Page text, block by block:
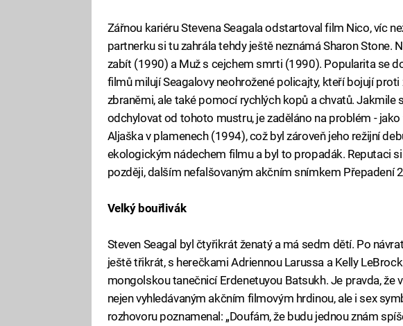
Zářnou kariéru Stevena Seagala odstartoval film Nico, víc
partnerku si tu zahrála tehdy ještě neznámá Sharon Stone.
zabít (1990) a Muž s cejchem smrti (1990). Popularita se
filmů milují Seagalovy neohrožené policajty, kteří bojují proti
zbraněmi, ale také pomocí rychlých kopů a chvatů. Jakmile
odchylovat od tohoto mustru, je zaděláno na problém -
Aljaška v plamenech (1994), což byl zároveň jeho režijní
ekologickým nádechem filmu a byl to propadák. Reputaci
později, dalším nefalšovaným akčním snímkem Přepadení
Velký bouřlivák
Steven Seagal byl čtyřikrát ženatý a má sedm dětí. Po
ještě třikrát, s herečkami Adriennou Larussa a Kelly
mongolskou tanečnicí Erdenetuyou Batsukh. Je pravda, že
nejen vyhledávaným akčním filmovým hrdinou, ale i sex
rozhovoru poznamenal: „Doufám, že budu jednou znám